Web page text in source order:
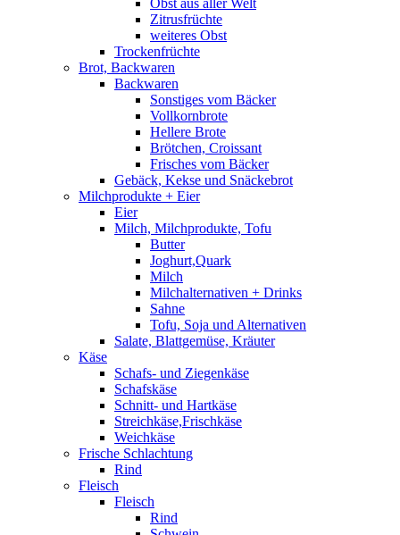
Obst aus aller Welt
Zitrusfrüchte
weiteres Obst
Trockenfrüchte
Brot, Backwaren
Backwaren
Sonstiges vom Bäcker
Vollkornbrote
Hellere Brote
Brötchen, Croissant
Frisches vom Bäcker
Gebäck, Kekse und Snäckebrot
Milchprodukte + Eier
Eier
Milch, Milchprodukte, Tofu
Butter
Joghurt,Quark
Milch
Milchalternativen + Drinks
Sahne
Tofu, Soja und Alternativen
Salate, Blattgemüse, Kräuter
Käse
Schafs- und Ziegenkäse
Schafskäse
Schnitt- und Hartkäse
Streichkäse,Frischkäse
Weichkäse
Frische Schlachtung
Rind
Fleisch
Fleisch
Rind